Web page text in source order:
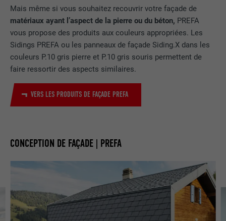
Mais même si vous souhaitez recouvrir votre façade de
matériaux ayant l’aspect de la pierre ou du béton, PREFA
vous propose des produits aux couleurs appropriées. Les
Sidings PREFA ou les panneaux de façade Siding.X dans les
couleurs P.10 gris pierre et P.10 gris souris permettent de
faire ressortir des aspects similaires.
VERS LES PRODUITS DE FAÇADE PREFA
CONCEPTION DE FAÇADE | PREFA